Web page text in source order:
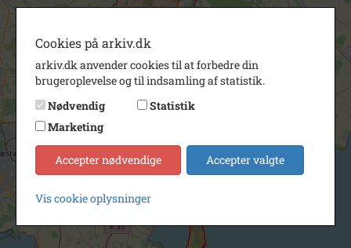
Cookies på arkiv.dk
arkiv.dk anvender cookies til at forbedre din
brugeroplevelse og til indsamling af statistik.
Nødvendig
Statistik
Marketing
Accepter nødvendige Accepter valgte
Vis cookie oplysninger